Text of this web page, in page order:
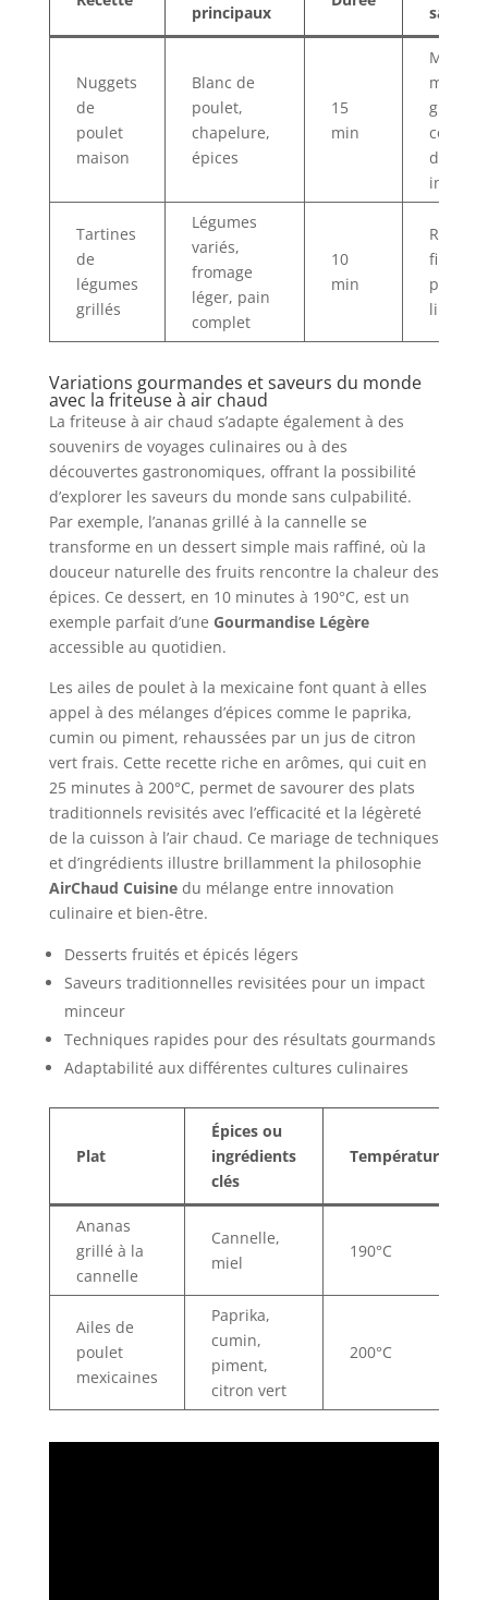
principaux santé
Nuggets
de
poulet
maison
Blanc de
poulet,
chapelure,
épices
15
min
Moins
grasses,
contrôle
des
Tartines
de
légumes
grillés
Légumes
variés,
fromage
léger, pain
complet
10
min
Riches
fibres,
lipides
Variations gourmandes et saveurs du monde
avec la friteuse à air chaud
La friteuse à air chaud s’adapte également à des
souvenirs de voyages culinaires ou à des
découvertes gastronomiques, offrant la possibilité
d’explorer les saveurs du monde sans culpabilité.
Par exemple, l’ananas grillé à la cannelle se
transforme en un dessert simple mais raffiné, où la
douceur naturelle des fruits rencontre la chaleur des
épices. Ce dessert, en 10 minutes à 190°C, est un
exemple parfait d’une Gourmandise Légère
accessible au quotidien.
Les ailes de poulet à la mexicaine font quant à elles
appel à des mélanges d’épices comme le paprika,
cumin ou piment, rehaussées par un jus de citron
vert frais. Cette recette riche en arômes, qui cuit en
25 minutes à 200°C, permet de savourer des plats
traditionnels revisités avec l’efficacité et la légèreté
de la cuisson à l’air chaud. Ce mariage de techniques
et d’ingrédients illustre brillamment la philosophie
AirChaud Cuisinedu mélange entre innovation
culinaire et bien-être.
Desserts fruités et épicés légers
Saveurs traditionnelles revisitées pour un impact
minceur
Techniques rapides pour des résultats gourmands
Adaptabilité aux différentes cultures culinaires
Plat
Épices ou
ingrédients
clés
Température
Ananas
grillé à la
cannelle
Cannelle,
miel
190°C
Ailes de
poulet
mexicaines
Paprika,
cumin,
piment,
citron vert
200°C